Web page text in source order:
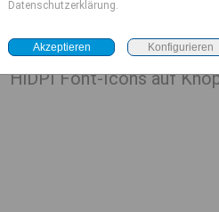
HiDPI Font-Icons auf
Datenschutzerklärung.